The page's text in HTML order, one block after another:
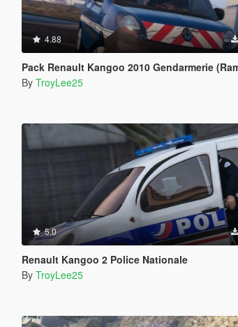
4.88
Pack Renault Kangoo 2010 Gendarmerie (Rampe /
By TroyLee25
5.0
Renault Kangoo 2 Police Nationale
By TroyLee25